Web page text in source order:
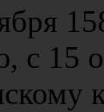
с 15